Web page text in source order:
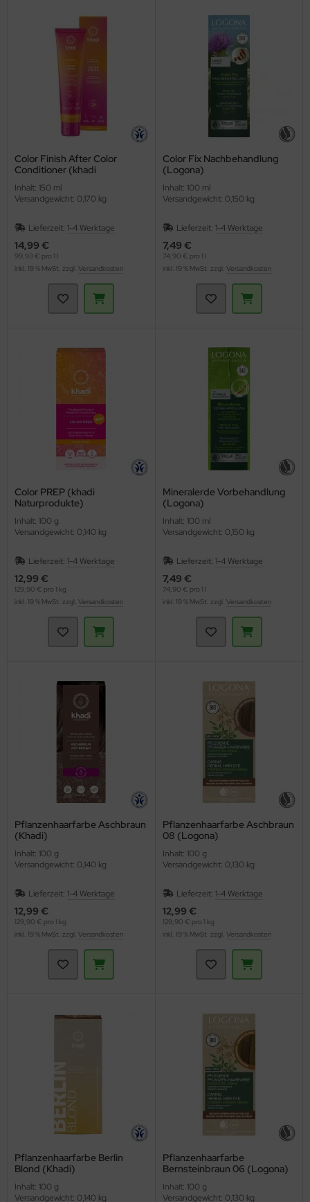
Color Finish After Color
Conditioner (khadi
Inhalt: 150 ml
Versandgewicht: 0,170 kg
Lieferzeit: 1-4 Werktage
14,99 €
99,93 € pro 1 l
inkl. 19 % MwSt. zzgl. Versandkosten
Color Fix Nachbehandlung
(Logona)
Inhalt: 100 ml
Versandgewicht: 0,150 kg
Lieferzeit: 1-4 Werktage
7,49 €
74,90 € pro 1 l
inkl. 19 % MwSt. zzgl. Versandkosten
Color PREP (khadi
Naturprodukte)
Inhalt: 100 g
Versandgewicht: 0,140 kg
Lieferzeit: 1-4 Werktage
12,99 €
129,90 € pro 1 kg
inkl. 19 % MwSt. zzgl. Versandkosten
Mineralerde Vorbehandlung
(Logona)
Inhalt: 100 ml
Versandgewicht: 0,150 kg
Lieferzeit: 1-4 Werktage
7,49 €
74,90 € pro 1 l
inkl. 19 % MwSt. zzgl. Versandkosten
Pflanzenhaarfarbe Aschbraun
(Khadi)
Inhalt: 100 g
Versandgewicht: 0,140 kg
Lieferzeit: 1-4 Werktage
12,99 €
129,90 € pro 1 kg
inkl. 19 % MwSt. zzgl. Versandkosten
Pflanzenhaarfarbe Aschbraun
08 (Logona)
Inhalt: 100 g
Versandgewicht: 0,130 kg
Lieferzeit: 1-4 Werktage
12,99 €
129,90 € pro 1 kg
inkl. 19 % MwSt. zzgl. Versandkosten
Pflanzenhaarfarbe Berlin
Blond (Khadi)
Inhalt: 100 g
Versandgewicht: 0,140 kg
Pflanzenhaarfarbe
Bernsteinbraun 06 (Logona)
Inhalt: 100 g
Versandgewicht: 0,130 kg
und Sossen
& Süßungsmittel